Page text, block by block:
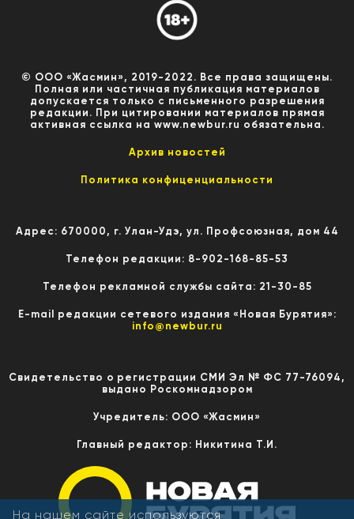
© ООО «Жасмин», 2019-2022. Все права защищены.
Полная или частичная публикация материалов
допускается только с письменного разрешения
редакции. При цитировании материалов прямая
активная ссылка на www.newbur.ru обязательна.
Архив новостей
Политика конфиценциальности
Адрес: 670000, г. Улан-Удэ, ул. Профсоюзная, дом 44
Телефон редакции: 8-902-168-85-53
Телефон рекламной службы сайта: 21-30-85
E-mail редакции сетевого издания «Новая Бурятия»:
info@newbur.ru
Свидетельство о регистрации СМИ Эл № ФС 77-76094,
выдано Роскомнадзором
Учредитель: ООО «Жасмин»
Главный редактор: Никитина Т.И.
На нашем сайте используются